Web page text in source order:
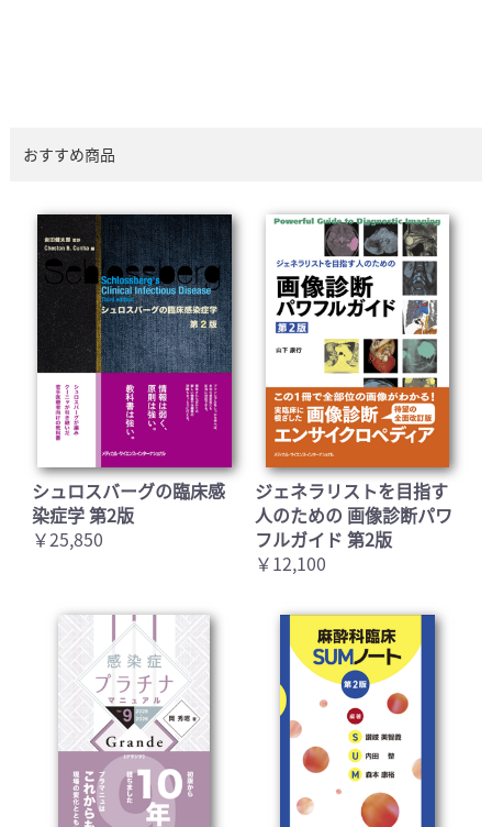
おすすめ商品
シュロスバーグの臨床感
染症学 第2版
￥25,850
ジェネラリストを目指す
人のための 画像診断パワ
フルガイド 第2版
￥12,100